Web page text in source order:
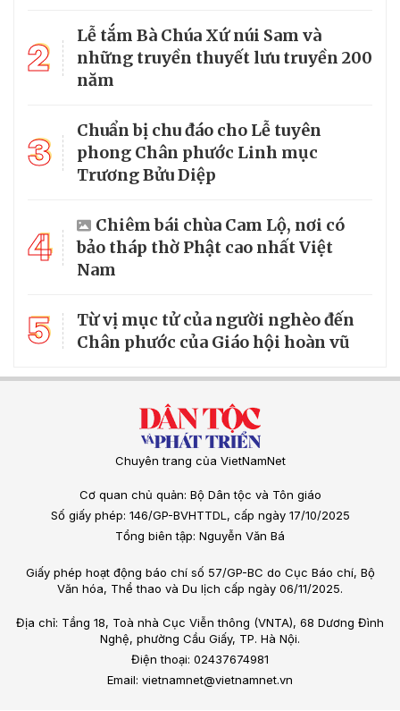
2
Lễ tắm Bà Chúa Xứ núi Sam và
những truyền thuyết lưu truyền 200
năm
3
Chuẩn bị chu đáo cho Lễ tuyên
phong Chân phước Linh mục
Trương Bửu Diệp
4
Chiêm bái chùa Cam Lộ, nơi có
bảo tháp thờ Phật cao nhất Việt
Nam
5
Từ vị mục tử của người nghèo đến
Chân phước của Giáo hội hoàn vũ
Chuyên trang của VietNamNet
Cơ quan chủ quản: Bộ Dân tộc và Tôn giáo
Số giấy phép: 146/GP-BVHTTDL, cấp ngày 17/10/2025
Tổng biên tập: Nguyễn Văn Bá
Giấy phép hoạt động báo chí số 57/GP-BC do Cục Báo chí, Bộ
Văn hóa, Thể thao và Du lịch cấp ngày 06/11/2025.
Địa chỉ: Tầng 18, Toà nhà Cục Viễn thông (VNTA), 68 Dương Đình
Nghệ, phường Cầu Giấy, TP. Hà Nội.
Điện thoại: 02437674981
Email: vietnamnet@vietnamnet.vn